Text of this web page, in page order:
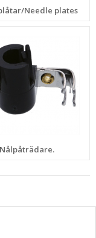
Needle plates
Nålpåträdare.